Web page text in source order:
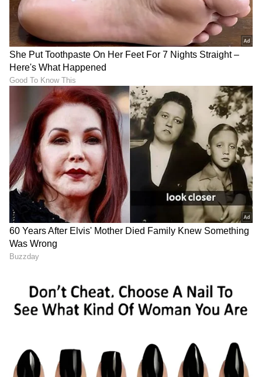
ABOUT THE AUTHOR
RR Reshma Rao
ಐಶ್ವರ್ಯಾ ರೈ
ಕನ್ನಡ ಸಿನಿಮಾ (Kannada Cinema News), ಟಿವಿ
ಕಾರ್ಯಕ್ರಮಗಳು (Kannada TV Shows), ಸೆಲೆಬ್ರಿಟಿ
ಸುದ್ದಿಗಳು ಮತ್ತು ಇತ್ತೀಚಿನ ಸುದ್ದಿಗಳಿಗಾಗಿ ಏಷ್ಯಾನೆಟ್
ಸುವರ್ಣ ನ್ಯೂಸ್‌ನಲ್ಲಿ ಮನರಂಜನಾ ವಿಭಾಗ ನೋಡಿ.
ಸಿನಿಮಾ ವಿಮರ್ಶೆಗಳು (Kannada Movies Review),
ತಾರೆಯರ ಸಂದರ್ಶನಗಳು, ಧಾರಾವಾಹಿ ಅಪ್‌ಡೇಟ್ಸ್‌,